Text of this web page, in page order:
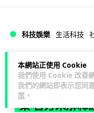
本網站正使用 Cookie
我們使用 Cookie 改善
我們的網站即表示您同
策 。
科技娛樂 生活科技
Lawton 1 日
Telegram 一
架 官方未解釋